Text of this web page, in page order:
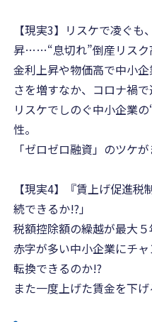
【現実3】リスケで凌ぐ
昇……“息切れ”倒産リスク
金利上昇や物価高で中小
さを増すなか、コロナ禍
リスケでしのぐ中小企業
性。
「ゼロゼロ融資」のツケ
【現実4】『賃上げ促進
続できるか!?」
税額控除額の繰越が最大５
赤字が多い中小企業にチ
転換できるのか!?
また一度上げた賃金を下